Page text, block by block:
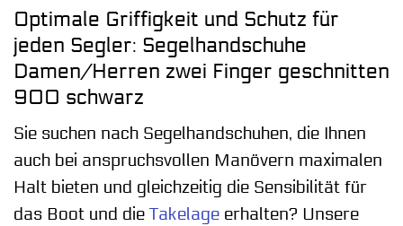
Optimale Griffigkeit und Schutz für
jeden Segler: Segelhandschuhe
Damen/Herren zwei Finger geschnitten
900 schwarz
Sie suchen nach Segelhandschuhen, die Ihnen
auch bei anspruchsvollen Manövern maximalen
Halt bieten und gleichzeitig die Sensibilität für
das Boot und die Takelage erhalten? Unsere